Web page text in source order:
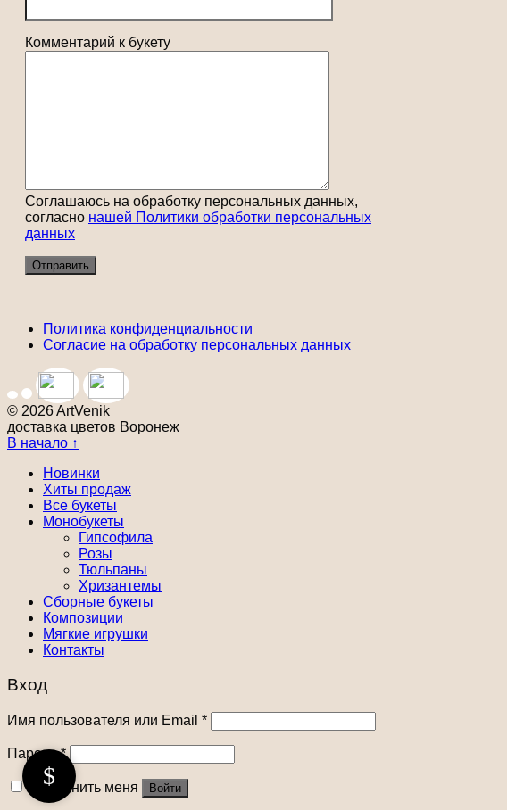
Комментарий к букету
Соглашаюсь на обработку персональных данных,
согласно нашей Политики обработки персональных
данных
Политика конфиденциальности
Согласие на обработку персональных данных
© 2026 ArtVenik
доставка цветов Воронеж
В начало ↑
Новинки
Хиты продаж
Все букеты
Монобукеты
Гипсофила
Розы
Тюльпаны
Хризантемы
Сборные букеты
Композиции
Мягкие игрушки
Контакты
Вход
Имя пользователя или Email *
Пароль*
Запомнить меня Войти